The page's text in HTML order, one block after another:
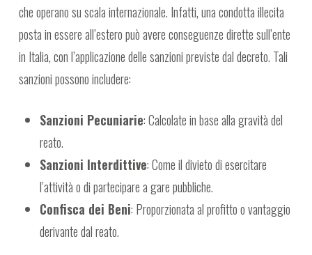
che operano su scala internazionale. Infatti, una condotta illecita
posta in essere all’estero può avere conseguenze dirette sull’ente
in Italia, con l’applicazione delle sanzioni previste dal decreto. Tali
sanzioni possono includere:
Sanzioni Pecuniarie: Calcolate in base alla gravità del
reato.
Sanzioni Interdittive: Come il divieto di esercitare
l’attività o di partecipare a gare pubbliche.
Confisca dei Beni: Proporzionata al profitto o vantaggio
derivante dal reato.